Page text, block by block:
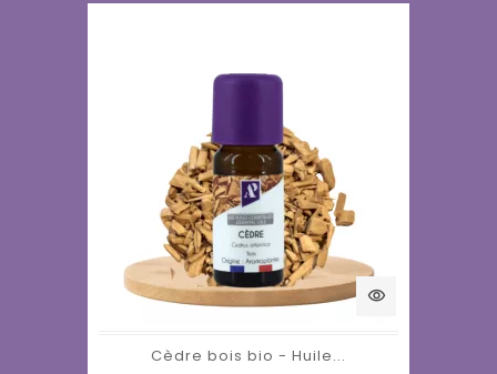
visibility
Cèdre bois bio - Huile...